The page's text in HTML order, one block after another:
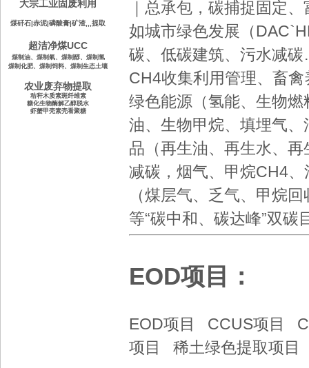
大宗工业固废利用
煤矸石|赤泥|磷酸膏|矿渣,,,提取
超洁净煤UCC
煤制油、 煤制氣、 煤制醇、 煤制氢
煤制化肥、煤制饲料、 煤制生态土壤
农业废弃物提取
秸秆木质素斑纤维素
糖化生物酶解乙醇脱水
虾蟹甲壳素壳看聚糖
｜总承包， 碳捕捉固定、
如城市绿色发展 （
碳、 低碳建筑、 污水减碳
CH4收集利用管理、 畜禽
绿色能源（氢能、生物
油、 生物甲烷、 填埋气、
品 （再生油、 再生水、 再
减碳，烟气、甲烷CH4
（煤层气、乏气、甲烷
等“碳中和、 碳达峰”双碳
EOD项目：
EOD项目 CCUS项目
项目 稀土绿色提取项